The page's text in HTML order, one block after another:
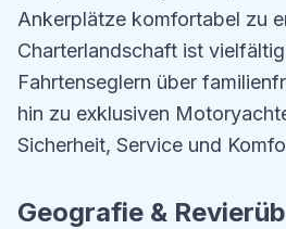
Ankerplätze komfortabel zu
Charterlandschaft ist
Fahrtenseglern über
hin zu exklusiven
Sicherheit, Service und
Geografie &